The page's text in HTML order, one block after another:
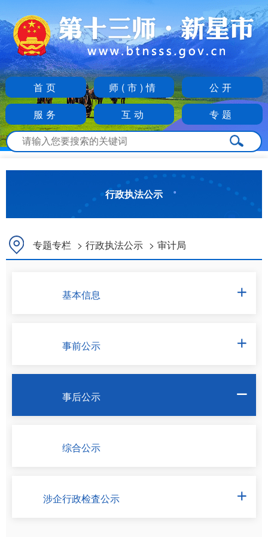
首页 师(市)情
公开
服务
互动 专题
行政执法公示
专题专栏 > 行政执法公示 > 审计局
基本信息 
事前公示 
事后公示 
综合公示
涉企行政检査公示 